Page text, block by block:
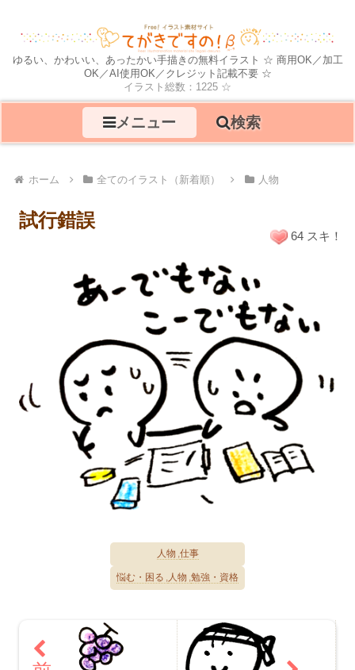
ゆるい、かわいい、あったかい手描きの無料イラスト ☆ 商用OK／加工
OK／AI使用OK／クレジット記載不要 ☆
イラスト総数：1225 ☆
メニュー 検索
ホーム 全てのイラスト（新着順） 人物
試行錯誤
人物 仕事
悩む・困る 人物 勉強・資格
64 スキ！